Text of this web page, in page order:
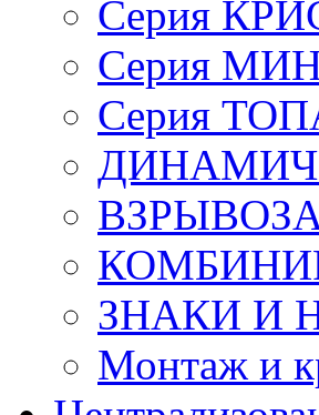
Серия
Серия
Серия
ЗНАКИ И
Монтаж и